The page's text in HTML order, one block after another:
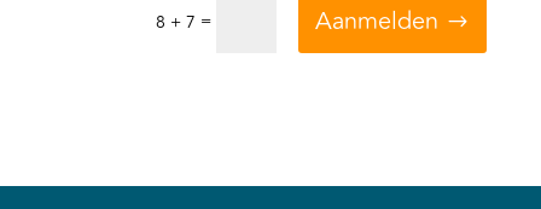
8 + 7 = Aanmelden